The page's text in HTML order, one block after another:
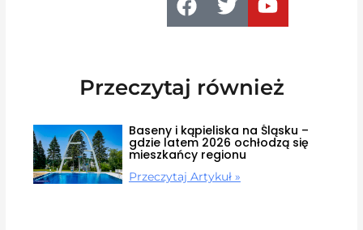
Przeczytaj również
Baseny i kąpieliska na Śląsku –
gdzie latem 2026 ochłodzą się
mieszkańcy regionu
Przeczytaj Artykuł »